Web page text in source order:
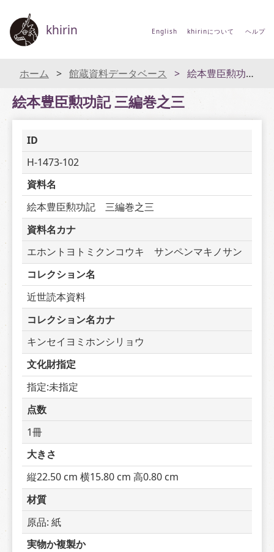
khirin English khirinについて ヘルプ
ホーム 館蔵資料データベース 絵本豊臣勲功記 三編巻之三
絵本豊臣勲功記 三編巻之三
ID
H-1473-102
資料名
絵本豊臣勲功記　三編巻之三
資料名カナ
エホントヨトミクンコウキ　サンペンマキノサン
コレクション名
近世読本資料
コレクション名カナ
キンセイヨミホンシリョウ
文化財指定
指定:未指定
点数
1冊
大きさ
縦22.50 cm 横15.80 cm 高0.80 cm
材質
原品: 紙
実物か複製か